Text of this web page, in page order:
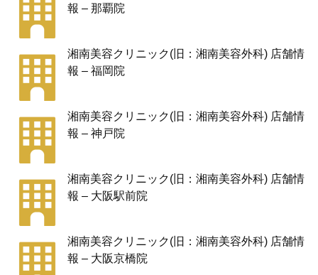
報 – 那覇院
湘南美容クリニック(旧：湘南美容外科) 店舗情
報 – 福岡院
湘南美容クリニック(旧：湘南美容外科) 店舗情
報 – 神戸院
湘南美容クリニック(旧：湘南美容外科) 店舗情
報 – 大阪駅前院
湘南美容クリニック(旧：湘南美容外科) 店舗情
報 – 大阪京橋院